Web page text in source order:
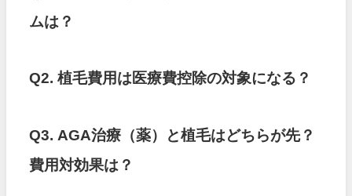
ムは？
Q2. 植毛費用は医療費控除の対象になる？
Q3. AGA治療（薬）と植毛はどちらが先？
費用対効果は？